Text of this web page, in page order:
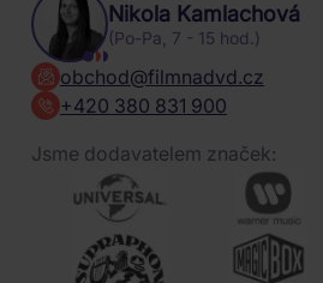
Nikola Kamlachová
(Po-Pa, 7 - 15 hod.)
obchod@filmnadvd.cz
+420 380 831 900
Jsme dodavatelem značek: